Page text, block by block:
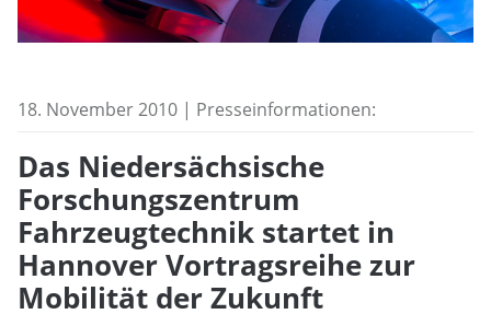
18. November 2010 | Presseinformationen:
Das Niedersächsische
Forschungszentrum
Fahrzeugtechnik startet in
Hannover Vortragsreihe zur
Mobilität der Zukunft